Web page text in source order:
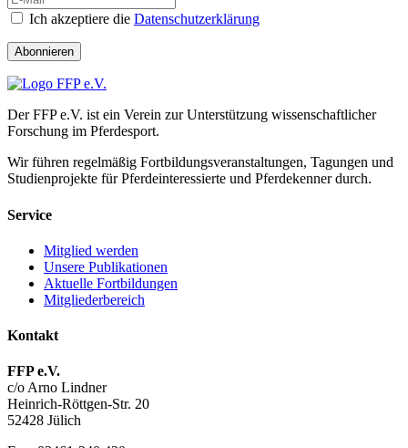
Ich akzeptiere die Datenschutzerklärung
Abonnieren
Der FFP e.V. ist ein Verein zur Unterstützung wissenschaftlicher
Forschung im Pferdesport.
Wir führen regelmäßig Fortbildungs­veranstaltungen, Tagungen und
Studienprojekte für Pferde­interessierte und Pferde­kenner durch.
Service
Mitglied werden
Unsere Publikationen
Aktuelle Fortbildungen
Mitgliederbereich
Kontakt
FFP e.V.
c/o Arno Lindner
Heinrich-Röttgen-Str. 20
52428 Jülich